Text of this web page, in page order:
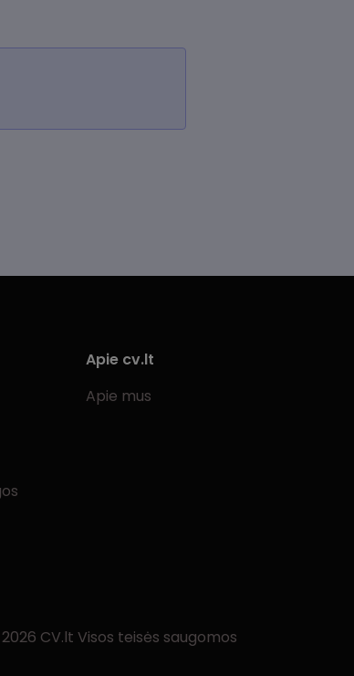
Apie cv.lt
Apie mus
CV.lt Visos teisės saugomos